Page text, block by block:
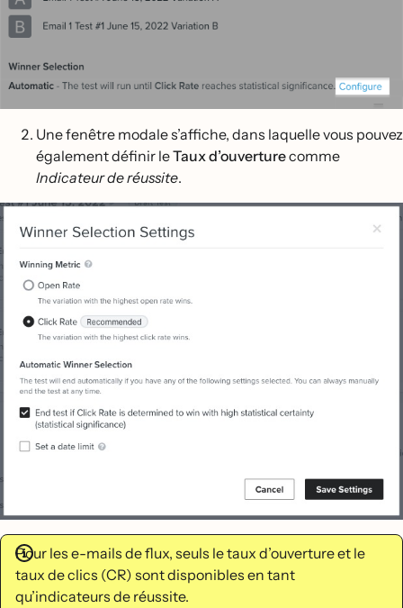
Une fenêtre modale s’affiche, dans laquelle vous pouvez
également définir leTaux d’ouverturecomme
Indicateur de réussite.
Pour les e-mails de flux, seuls le taux d’ouverture et le
taux de clics (CR) sont disponibles en tant
qu’indicateurs de réussite.